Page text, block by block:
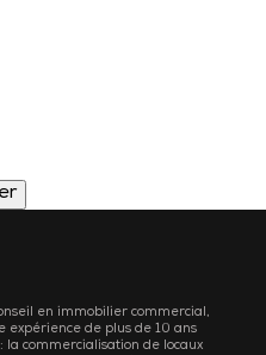
en immobilier commercial,
expérience de plus de 10 ans
commercialisation de locaux